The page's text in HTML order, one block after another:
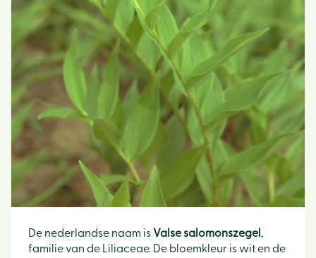
De nederlandse naam is Valse salomonszegel ,
familie van de Liliaceae. De bloemkleur is wit en de